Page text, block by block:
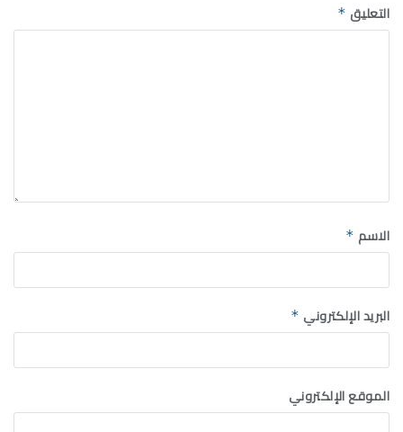
التعليق *
الاسم *
البريد الإلكتروني *
الموقع الإلكتروني